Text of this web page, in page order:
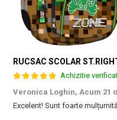
Achizitie
Veronica Loghin, Acum 21
Excelent! Sunt foarte